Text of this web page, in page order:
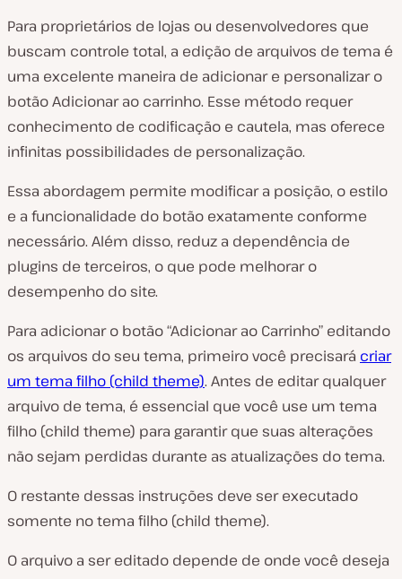
Para proprietários de lojas ou desenvolvedores que
buscam controle total, a edição de arquivos de tema é
uma excelente maneira de adicionar e personalizar o
botão Adicionar ao carrinho. Esse método requer
conhecimento de codificação e cautela, mas oferece
infinitas possibilidades de personalização.
Essa abordagem permite modificar a posição, o estilo
e a funcionalidade do botão exatamente conforme
necessário. Além disso, reduz a dependência de
plugins de terceiros, o que pode melhorar o
desempenho do site.
Para adicionar o botão “Adicionar ao Carrinho” editando
os arquivos do seu tema, primeiro você precisará criar
um tema filho (child theme). Antes de editar qualquer
arquivo de tema, é essencial que você use um tema
filho (child theme) para garantir que suas alterações
não sejam perdidas durante as atualizações do tema.
O restante dessas instruções deve ser executado
somente no tema filho (child theme).
O arquivo a ser editado depende de onde você deseja